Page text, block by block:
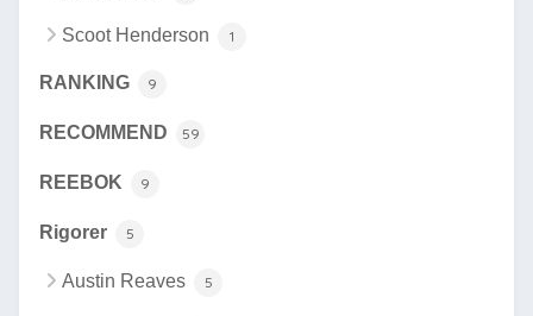
Scoot Henderson 1
RANKING 9
RECOMMEND 59
REEBOK 9
Rigorer 5
Austin Reaves 5